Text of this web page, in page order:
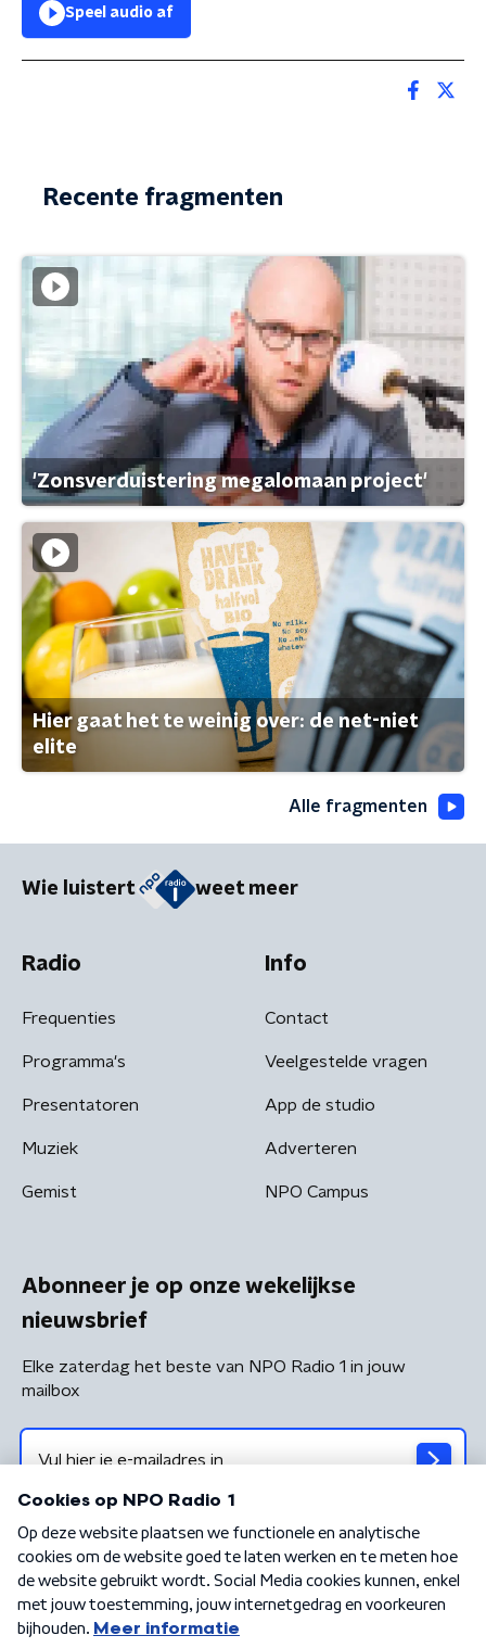
Speel audio af
Recente fragmenten
'Zonsverduistering megalomaan project'
Hier gaat het te weinig over: de net-niet
elite
Alle fragmenten
Wie luistert weet meer
Radio
Frequenties
Programma's
Presentatoren
Muziek
Gemist
Info
Contact
Veelgestelde vragen
App de studio
Adverteren
NPO Campus
Abonneer je op onze wekelijkse
nieuwsbrief
Elke zaterdag het beste van NPO Radio 1 in jouw
mailbox
Algemene voorwaarden Privacybeleid